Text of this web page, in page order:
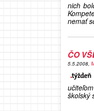
nich
nemať
ČO
5.5.2008,
školský